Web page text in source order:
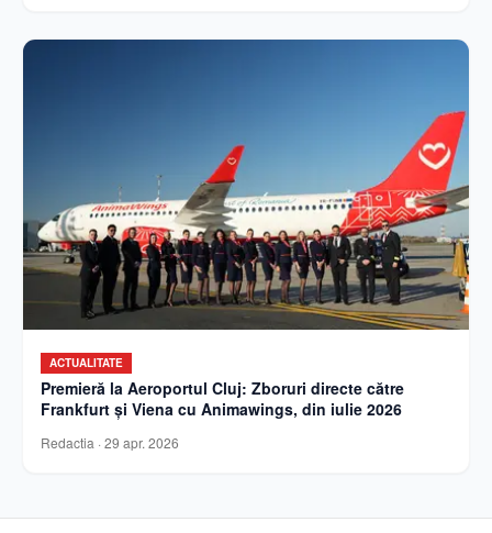
ACTUALITATE
Premieră la Aeroportul Cluj: Zboruri directe către
Frankfurt și Viena cu Animawings, din iulie 2026
Redactia · 29 apr. 2026